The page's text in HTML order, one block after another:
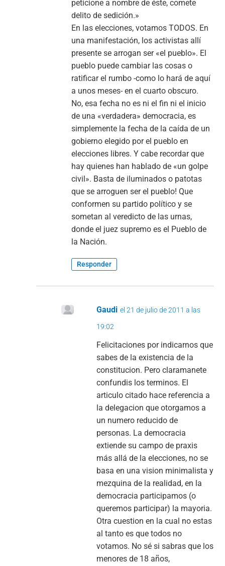
peticione a nombre de éste, comete
delito de sedición.»
En las elecciones, votamos TODOS. En
una manifestación, los activistas allí
presente se arrogan ser «el pueblo». El
pueblo puede cambiar las cosas o
ratificar el rumbo -como lo hará de aquí
a unos meses- en el cuarto obscuro.
No, esa fecha no es ni el fin ni el inicio
de una «verdadera» democracia, es
simplemente la fecha de la caída de un
gobierno elegido por el pueblo en
elecciones libres. Y cabe recordar que
hay quienes han hablado de «un golpe
civil». Basta de iluminados o patotas
que se arroguen ser el pueblo! Que
conformen su partido político y se
sometan al veredicto de las urnas,
donde el juez supremo es el Pueblo de
la Nación.
Responder
Gaudi el 21 de julio de 2011 a las
19:02
Felicitaciones por indicarnos que
sabes de la existencia de la
constitucion. Pero claramanete
confundis los terminos. El
articulo citado hace referencia a
la delegacion que otorgamos a
un numero reducido de
personas. La democracia
extiende su campo de praxis
más allá de la elecciones, no se
basa en una vision minimalista y
mezquina de la realidad, en la
democracia participamos (o
queremos participar) la mayoria.
Otra cuestion en la cual no estas
al tanto es que todos no
votamos. No sé si sabras que los
menores de 18 años,